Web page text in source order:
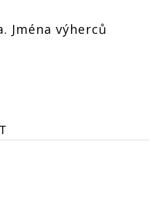
Jména výherců